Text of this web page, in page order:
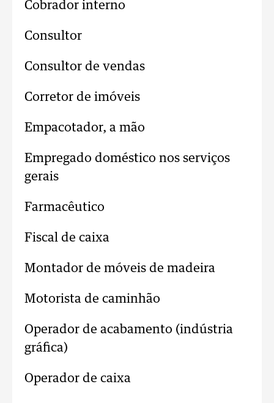
Cobrador interno
Consultor
Consultor de vendas
Corretor de imóveis
Empacotador, a mão
Empregado doméstico nos serviços
gerais
Farmacêutico
Fiscal de caixa
Montador de móveis de madeira
Motorista de caminhão
Operador de acabamento (indústria
gráfica)
Operador de caixa